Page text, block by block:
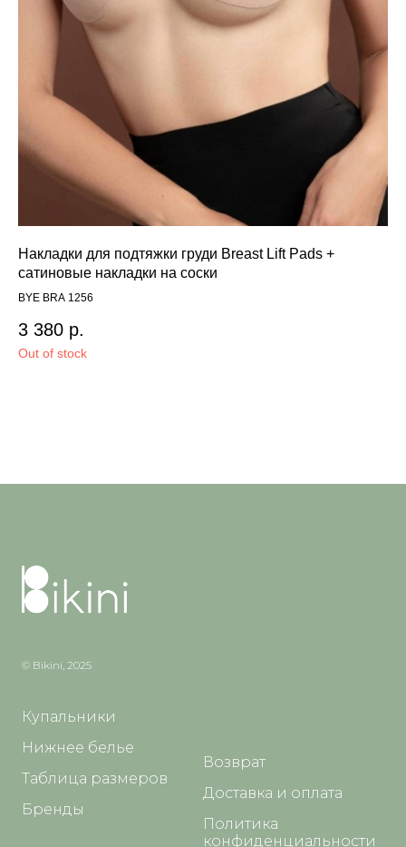
Накладки для подтяжки груди Breast Lift Pads +
сатиновые накладки на соски
BYE BRA 1256
3 380 р.
Out of stock
© Bikini, 2025
Купальники
Нижнее белье
Таблица размеров
Бренды
Возврат
Доставка и оплата
Политика
конфиденциальности